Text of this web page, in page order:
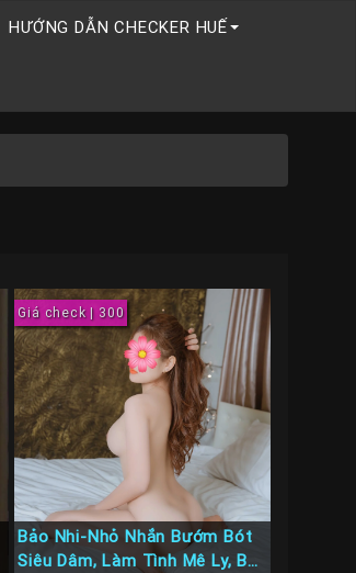
HƯỚNG DẪN CHECKER HUẾ
Giá check | 300
Bảo Nhi-Nhỏ Nhắn Bướm Bót
Siêu Dâm, Làm Tình Mê Ly, BJ